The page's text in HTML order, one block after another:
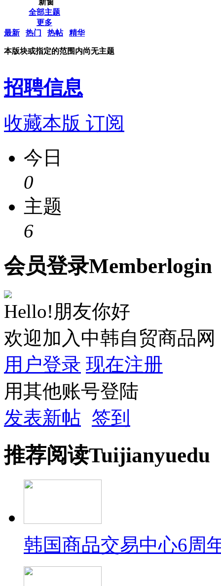
全部主题
更多
最新
热门 热帖 精华
本版块或指定的范围内尚无主题
招聘信息
收藏本版 订阅
今日
0
主题
6
会员登录Memberlogin
Hello!朋友你好
欢迎加入中韩自贸商品网
用户登录 现在注册
用其他账号登陆
发表新帖 签到
推荐阅读Tuijianyuedu
韩国商品交易中心6周